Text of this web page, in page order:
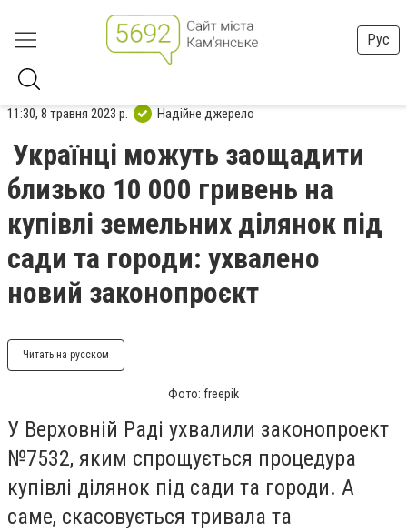
Рус
11:30, 8 травня 2023 р. Надійне джерело
Українці можуть заощадити
близько 10 000 гривень на
купівлі земельних ділянок під
сади та городи: ухвалено
новий законопроєкт
Читать на русском
Фото: freepik
У Верховній Раді ухвалили законопроект
№7532, яким спрощується процедура
купівлі ділянок під сади та городи. А
саме, скасовується тривала та